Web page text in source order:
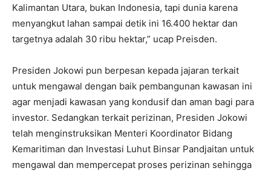
Kalimantan Utara, bukan Indonesia, tapi dunia karena
menyangkut lahan sampai detik ini 16.400 hektar dan
targetnya adalah 30 ribu hektar,” ucap Preisden.
Presiden Jokowi pun berpesan kepada jajaran terkait
untuk mengawal dengan baik pembangunan kawasan ini
agar menjadi kawasan yang kondusif dan aman bagi para
investor. Sedangkan terkait perizinan, Presiden Jokowi
telah menginstruksikan Menteri Koordinator Bidang
Kemaritiman dan Investasi Luhut Binsar Pandjaitan untuk
mengawal dan mempercepat proses perizinan sehingga